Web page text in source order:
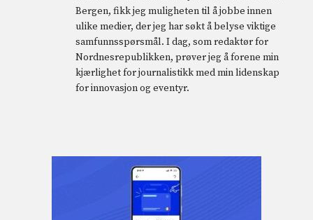
Bergen, fikk jeg muligheten til å jobbe innen
ulike medier, der jeg har søkt å belyse viktige
samfunnsspørsmål. I dag, som redaktør for
Nordnesrepublikken, prøver jeg å forene min
kjærlighet for journalistikk med min lidenskap
for innovasjon og eventyr.